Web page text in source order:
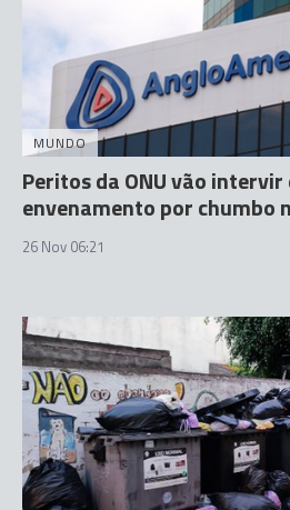
MUNDO
Peritos da ONU vão
envenamento por chumbo
26 Nov 06:21